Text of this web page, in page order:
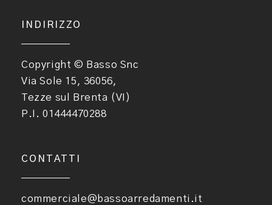
INDIRIZZO
Copyright © Basso Snc
Via Sole 15, 36056,
Tezze sul Brenta (VI)
P.I. 01444470288
CONTATTI
commerciale@bassoarredamenti.it